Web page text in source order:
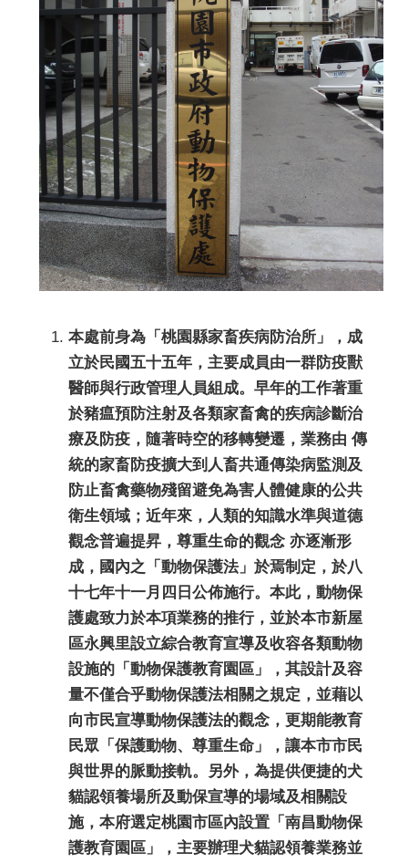
本處前身為「桃園縣家畜疾病防治所」，成
立於民國五十五年，主要成員由一群防疫獸
醫師與行政管理人員組成。早年的工作著重
於豬瘟預防注射及各類家畜禽的疾病診斷治
療及防疫，隨著時空的移轉變遷，業務由 傳
統的家畜防疫擴大到人畜共通傳染病監測及
防止畜禽藥物殘留避免為害人體健康的公共
衛生領域；近年來，人類的知識水準與道德
觀念普遍提昇，尊重生命的觀念 亦逐漸形
成，國內之「動物保護法」於焉制定，於八
十七年十一月四日公佈施行。本此，動物保
護處致力於本項業務的推行，並於本市新屋
區永興里設立綜合教育宣導及收容各類動物
設施的「動物保護教育園區」，其設計及容
量不僅合乎動物保護法相關之規定，並藉以
向市民宣導動物保護法的觀念，更期能教育
民眾「保護動物、尊重生命」，讓本市市民
與世界的脈動接軌。另外， 為提供便捷的犬
貓認領養場所及動保宣導的場域及相關設
施，本府選定桃園市區內設置「南昌動物保
護教育園區」，主要辦理犬貓認領養業務並